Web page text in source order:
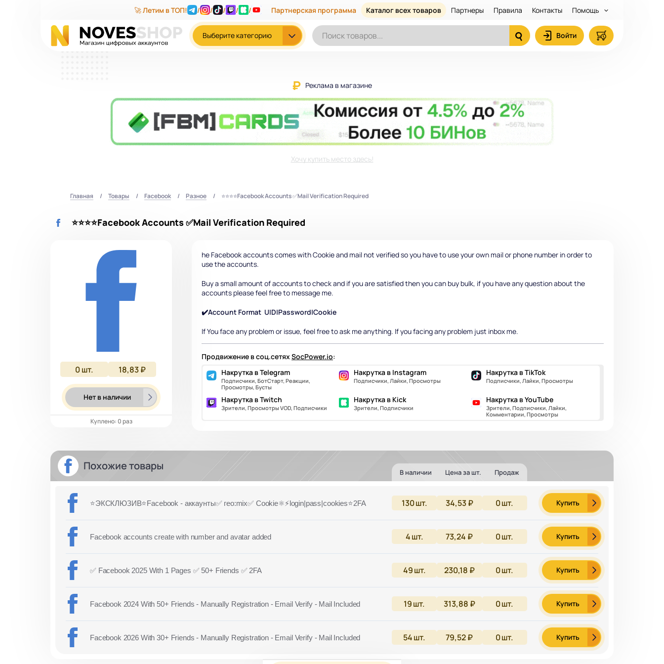
🚀 Летим в ТОП! / / / / / Партнерская программа Каталог всех товаров Партнеры Правила Контакты Помощь
Выберите категорию Войти
Реклама в магазине
Хочу купить место здесь!
Главная Товары Facebook Разное ⭐⭐⭐⭐Facebook Accounts ✅Mail Verification Required
⭐⭐⭐⭐Facebook Accounts ✅Mail Verification Required
0шт. 18,83 ₽
Нет в наличии
Куплено: 0 раз
he Facebook accounts comes with Cookie and mail not verified so you have to use your own mail or phone number in order to
use the accounts.
Buy a small amount of accounts to check and if you are satisfied then you can buy bulk, if you have any question about the
accounts please feel free to message me.
✔️Account Format UID|Password|Cookie
If You face any problem or issue, feel free to ask me anything. If you facing any problem just inbox me.
Продвижение в соц.сетяхSocPower.io:
Накрутка в Telegram
Подписчики, БотСтарт, Реакции,
Просмотры, Бусты
Накрутка в Instagram
Подписчики, Лайки, Просмотры
Накрутка в TikTok
Подписчики, Лайки, Просмотры
Накрутка в Twitch
Зрители, Просмотры VOD, Подписчики
Накрутка в Kick
Зрители, Подписчики
Накрутка в YouTube
Зрители, Подписчики, Лайки,
Комментарии, Просмотры
Похожие товары В наличии Цена за шт. Продаж
⭐️ЭКСКЛЮЗИВ⭐️Facebook - аккаунты✅ гео:mix✅ Cookie⚛️⚡️login|pass|cookies⭐️2FA 130шт. 34,53 ₽ 0шт. Купить
Facebook accounts create with number and avatar added 4шт. 73,24 ₽ 0шт. Купить
✅ Facebook 2025 With 1 Pages ✅ 50+ Friends ✅ 2FA 49шт. 230,18 ₽ 0шт. Купить
Facebook 2024 With 50+ Friends - Manually Registration - Email Verify - Mail Included 19шт. 313,88 ₽ 0шт. Купить
Facebook 2026 With 30+ Friends - Manually Registration - Email Verify - Mail Included 54шт. 79,52 ₽ 0шт. Купить